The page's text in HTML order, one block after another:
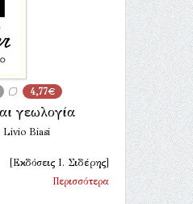
4,77€
γεωλογία
Livio Biasi
[Εκδόσεις Ι. Σιδέρης]
Περισσότερα